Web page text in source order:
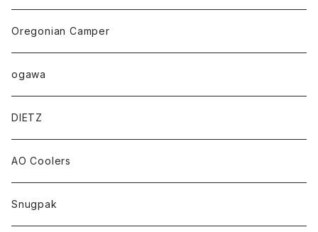
Oregonian Camper
ogawa
DIETZ
AO Coolers
Snugpak